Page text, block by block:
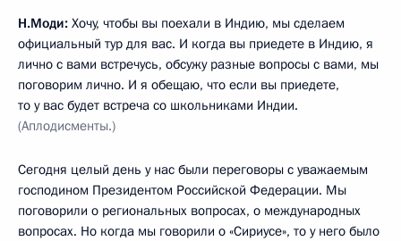
Н.Моди: Хочу, чтобы вы поехали в Индию, мы сделаем
официальный тур для вас. И когда вы приедете в Индию, я
лично с вами встречусь, обсужу разные вопросы с вами, мы
поговорим лично. И я обещаю, что если вы приедете,
то у вас будет встреча со школьниками Индии.
(Аплодисменты.)
Сегодня целый день у нас были переговоры с уважаемым
господином Президентом Российской Федерации. Мы
поговорили о региональных вопросах, о международных
вопросах. Но когда мы говорили о «Сириусе», то у него было